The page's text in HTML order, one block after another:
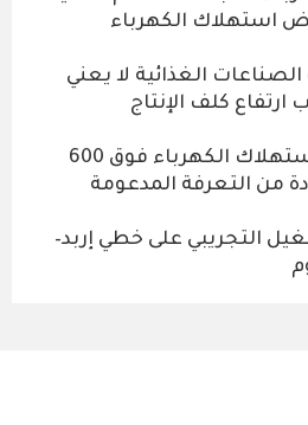
الغذائية لا يعني
كلف الإنتاج
خبير طاقة : ارتفاع استهلاك الكهرباء فوق 600
من التعرفة المدعومة
التجريبي على خطي إربد–